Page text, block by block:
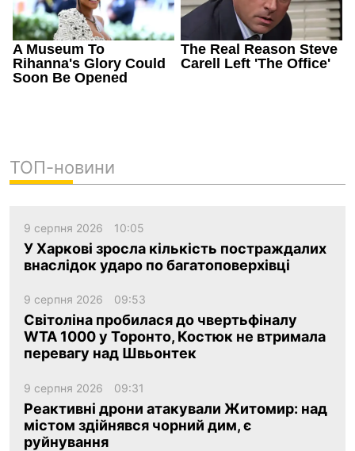
ТОП-новини
9 серпня 2026 10:05
У Харкові зросла кількість постраждалих
внаслідок ударо по багатоповерхівці
9 серпня 2026 09:53
Світоліна пробилася до чвертьфіналу
WTA 1000 у Торонто, Костюк не втримала
перевагу над Швьонтек
9 серпня 2026 09:31
Реактивні дрони атакували Житомир: над
містом здійнявся чорний дим, є
руйнування